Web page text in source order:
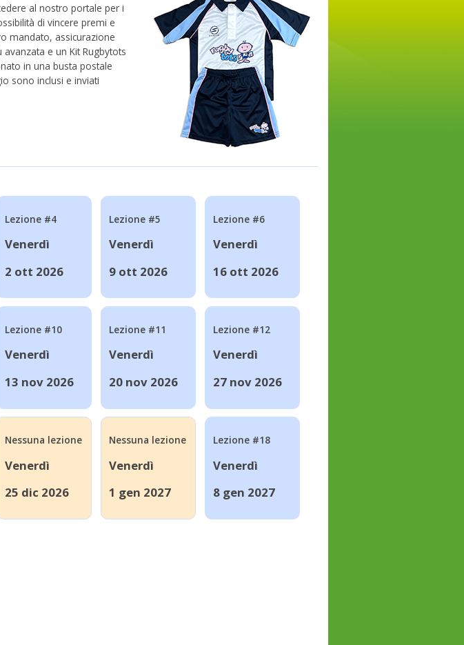
al nostro portale per i
di vincere premi e
mandato, assicurazione
e un Kit Rugbytots
in una busta postale
sono inclusi e inviati
Lezione #4
Venerdì
2 ott 2026
Lezione #5
Venerdì
9 ott 2026
Lezione #6
Venerdì
16 ott 2026
Lezione #10
Venerdì
13 nov 2026
Lezione #11
Venerdì
20 nov 2026
Lezione #12
Venerdì
27 nov 2026
Nessuna lezione
Venerdì
25 dic 2026
Nessuna lezione
Venerdì
1 gen 2027
Lezione #18
Venerdì
8 gen 2027